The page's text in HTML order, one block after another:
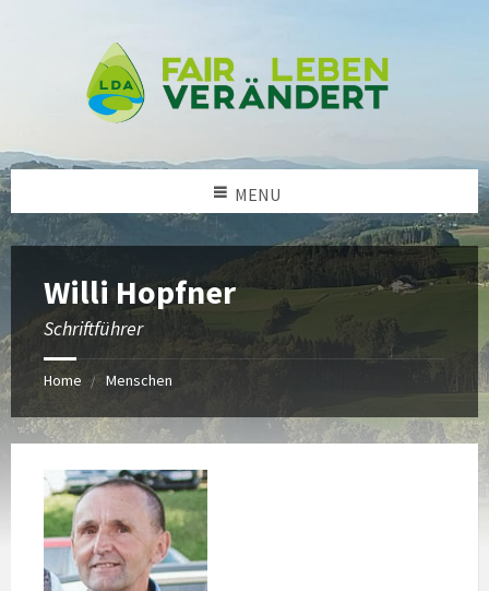
MENU
Willi Hopfner
Schriftführer
Home Menschen